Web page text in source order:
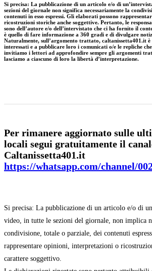
Si precisa: La pubblicazione di un articolo e/o di
sezioni del giornale non significa necessariamente la
contenuti in esso espressi. Gli elaborati possono
ricostruzioni storiche anche soggettive. Pertanto, le
sono dell’autore e/o dell’intervistato che ci ha fornito il
è quello di fare informazione a 360 gradi e di divulgare
Naturalmente, sull’argomento trattato, caltanissetta401.it è
interessati e a pubblicare loro i comunicati o/e le repliche
invitiamo i lettori ad approfondire sempre gli argomenti
lasciamo a ciascuno di loro la libertà
Per rimanere aggiornato sulle
locali segui gratuitamente il
Caltanissetta401.it
https://whatsapp.com/channel/
Si precisa: La pubblicazione di un articolo e/o di
video, in tutte le sezioni del giornale, non implica
condivisione, totale o parziale, dei contenuti
rappresentare opinioni, interpretazioni o
carattere soggettivo.